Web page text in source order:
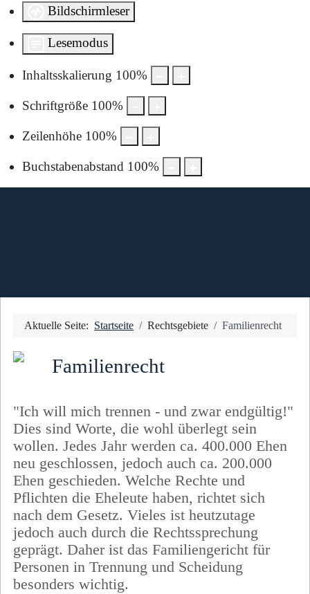
Bildschirmleser
Lesemodus
Inhaltsskalierung 100%
Schriftgröße 100%
Zeilenhöhe 100%
Buchstabenabstand 100%
Aktuelle Seite: Startseite Rechtsgebiete Familienrecht
Familienrecht
"Ich will mich trennen - und zwar endgültig!"
Dies sind Worte, die wohl überlegt sein
wollen. Jedes Jahr werden ca. 400.000 Ehen
neu geschlossen, jedoch auch ca. 200.000
Ehen geschieden. Welche Rechte und
Pflichten die Eheleute haben, richtet sich
nach dem Gesetz. Vieles ist heutzutage
jedoch auch durch die Rechtssprechung
geprägt. Daher ist das Familiengericht für
Personen in Trennung und Scheidung
besonders wichtig.